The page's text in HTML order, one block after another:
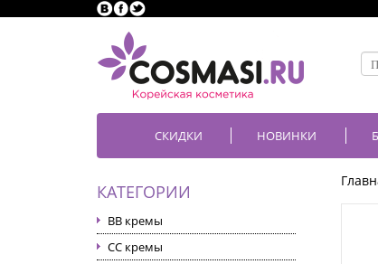
СКИДКИ НОВИНКИ
КАТЕГОРИИ
BB кремы
CC кремы